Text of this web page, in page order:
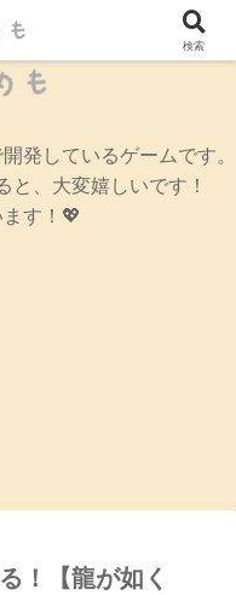
グ
開発しているゲームです。
と、大変嬉しいです！
す！💖
！【龍が如く
検索